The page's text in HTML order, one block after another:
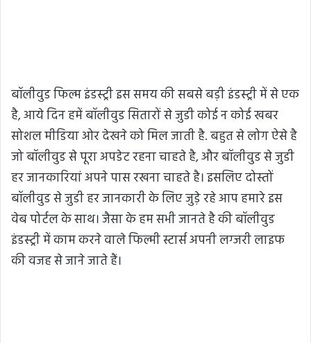
बॉलीवुड फिल्म इंडस्ट्री इस समय की सबसे बड़ी इंडस्ट्री में से एक
है, आये दिन हमें बॉलीवुड सितारों से जुडी कोई न कोई खबर
सोशल मीडिया ओर देखने को मिल जाती है. बहुत से लोग ऐसे है
जो बॉलीवुड से पूरा अपडेट रहना चाहते है, और बॉलीवुड से जुडी
हर जानकारियां अपने पास रखना चाहते है। इसलिए दोस्तों
बॉलीवुड से जुडी हर जानकारी के लिए जुड़े रहे आप हमारे इस
वेब पोर्टल के साथ। जैसा के हम सभी जानते है की बॉलीवुड
इंडस्ट्री में काम करने वाले फिल्मी स्टार्स अपनी लग्जरी लाइफ
की वजह से जाने जाते हैं।